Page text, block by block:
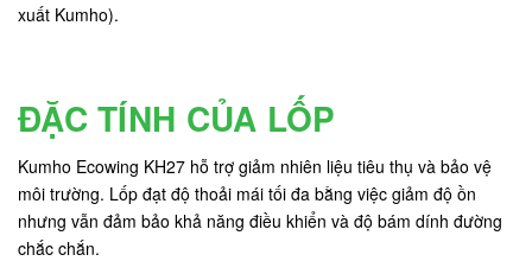
xuất Kumho).
ĐẶC TÍNH CỦA LỐP
Kumho Ecowing KH27 hỗ trợ giảm nhiên liệu tiêu thụ và bảo vệ
môi trường. Lốp đạt độ thoải mái tối đa bằng việc giảm độ ồn
nhưng vẫn đảm bảo khả năng điều khiển và độ bám dính đường
chắc chắn.